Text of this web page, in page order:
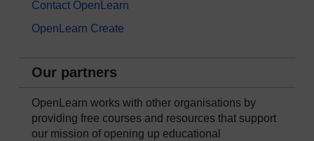
Contact OpenLearn
OpenLearn Create
Our partners
OpenLearn works with other organisations by
providing free courses and resources that support
our mission of opening up educational